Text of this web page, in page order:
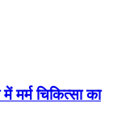
मर्म चिकित्सा का